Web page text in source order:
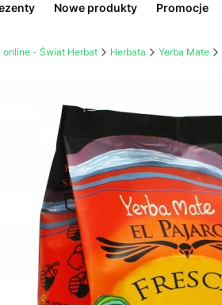
Nowe produkty Promocje
online - Świat Herbat Herbata Yerba Mate